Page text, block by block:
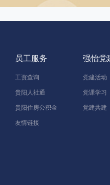
员工服务
工资查询
贵阳人社通
贵阳住房公积金
友情链接
强怡党
党建活动
党课学习
党建共建